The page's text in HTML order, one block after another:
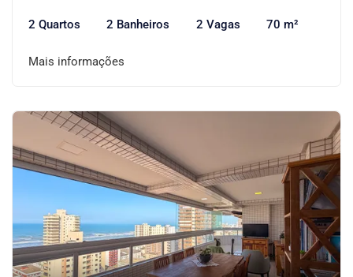
2 Quartos 2 Banheiros 2 Vagas 70 m²
Mais informações